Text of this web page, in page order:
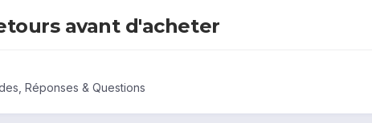
avant d'acheter
Réponses & Questions